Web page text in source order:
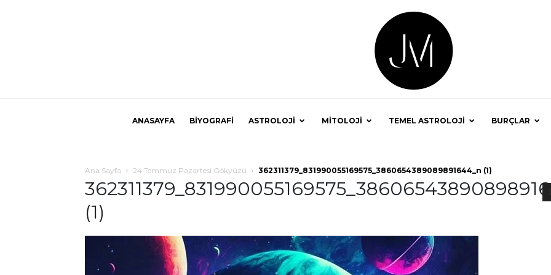
Jale
ANASAYFA BİYOGRAFİ ASTROLOJİ MİTOLOJİ TEMEL ASTROLOJİ BURÇLAR
Ana Sayfa 24 Temmuz Pazartesi Gökyüzü 362311379_831990055169575_3860654389089891644_n (1)
(1)